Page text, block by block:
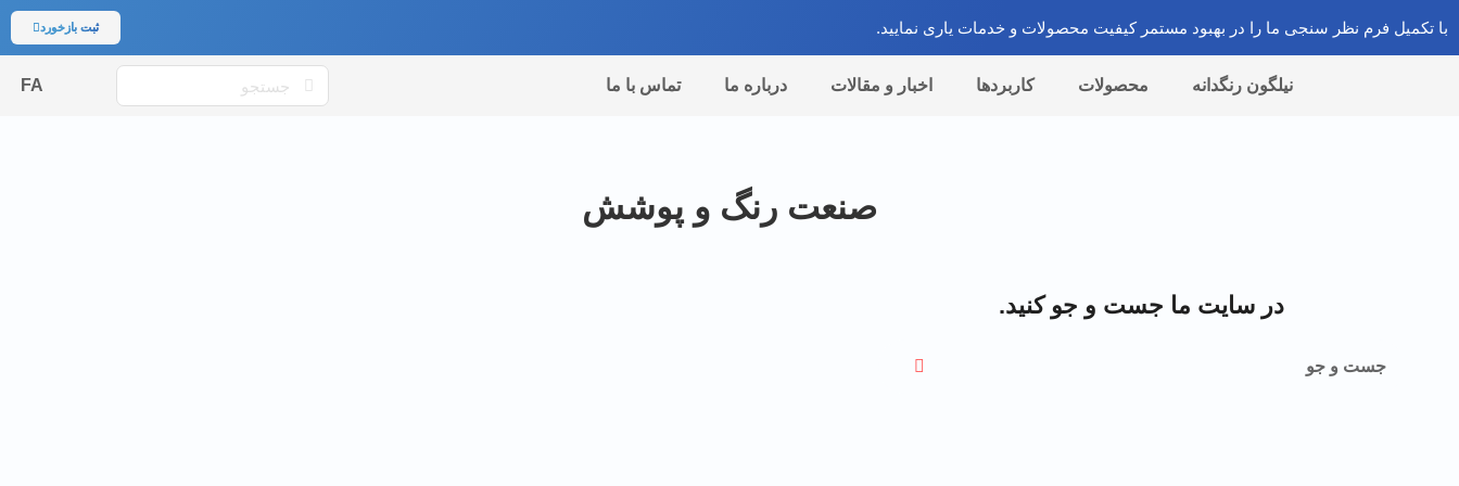
با تکمیل فرم نظر سنجی ما را در بهبود مستمر کیفیت محصولات و خدمات یاری نمایید. ثبت بازخورد
نیلگون رنگدانه محصولات کاربردها اخبار و مقالات درباره ما تماس با ما FA
صنعت رنگ و پوشش
در سایت ما جست و جو کنید.